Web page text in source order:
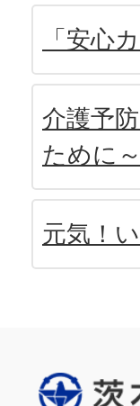
「安心
介護予
ために～
元気！